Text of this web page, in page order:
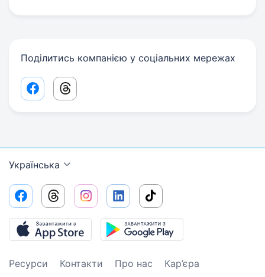
Поділитись компанією у соціальних мережах
Facebook share link
Threads share link
Українська
Ресурси Контакти Про нас
Кар’єра